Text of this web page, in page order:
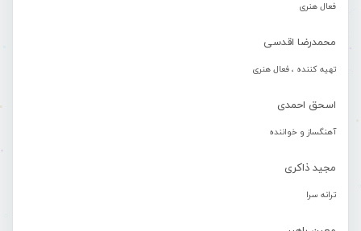
فعال هنری
محمدرضا اقدسی
تهیه کننده ، فعال هنری
اسحق احمدی
آهنگساز و خواننده
مجید ذاکری
ترانه سرا